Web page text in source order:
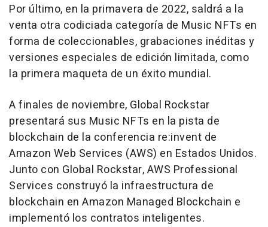
Por último, en la primavera de 2022, saldrá a la
venta otra codiciada categoría de Music NFTs en
forma de coleccionables, grabaciones inéditas y
versiones especiales de edición limitada, como
la primera maqueta de un éxito mundial.
A finales de noviembre, Global Rockstar
presentará sus Music NFTs en la pista de
blockchain de la conferencia re:invent de
Amazon Web Services (AWS) en Estados Unidos.
Junto con Global Rockstar, AWS Professional
Services construyó la infraestructura de
blockchain en Amazon Managed Blockchain e
implementó los contratos inteligentes.